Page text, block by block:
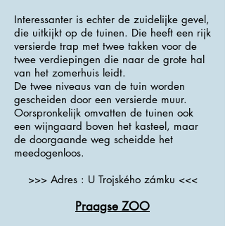
Interessanter is echter de zuidelijke gevel,
die uitkijkt op de tuinen. Die heeft een rijk
versierde trap met twee takken voor de
twee verdiepingen die naar de grote hal
van het zomerhuis leidt.
De twee niveaus van de tuin worden
gescheiden door een versierde muur.
Oorspronkelijk omvatten de tuinen ook
een wijngaard boven het kasteel, maar
de doorgaande weg scheidde het
meedogenloos.
>>> Adres : U Trojského zámku <<<
Praagse ZOO